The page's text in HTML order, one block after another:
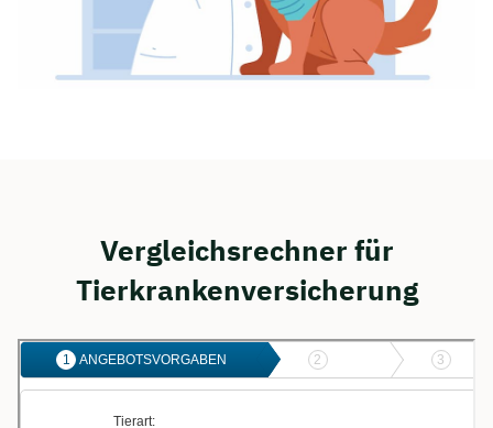
Vergleichsrechner für
Tierkrankenversicherung